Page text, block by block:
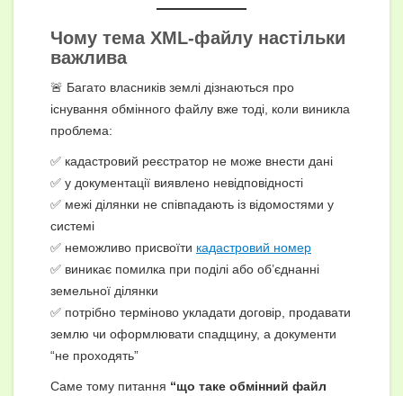
Чому тема XML-файлу настільки
важлива
🚨 Багато власників землі дізнаються про
існування обмінного файлу вже тоді, коли виникла
проблема:
✅ кадастровий реєстратор не може внести дані
✅ у документації виявлено невідповідності
✅ межі ділянки не співпадають із відомостями у
системі
✅ неможливо присвоїти кадастровий номер
✅ виникає помилка при поділі або об’єднанні
земельної ділянки
✅ потрібно терміново укладати договір, продавати
землю чи оформлювати спадщину, а документи
“не проходять”
Саме тому питання “що таке обмінний файл